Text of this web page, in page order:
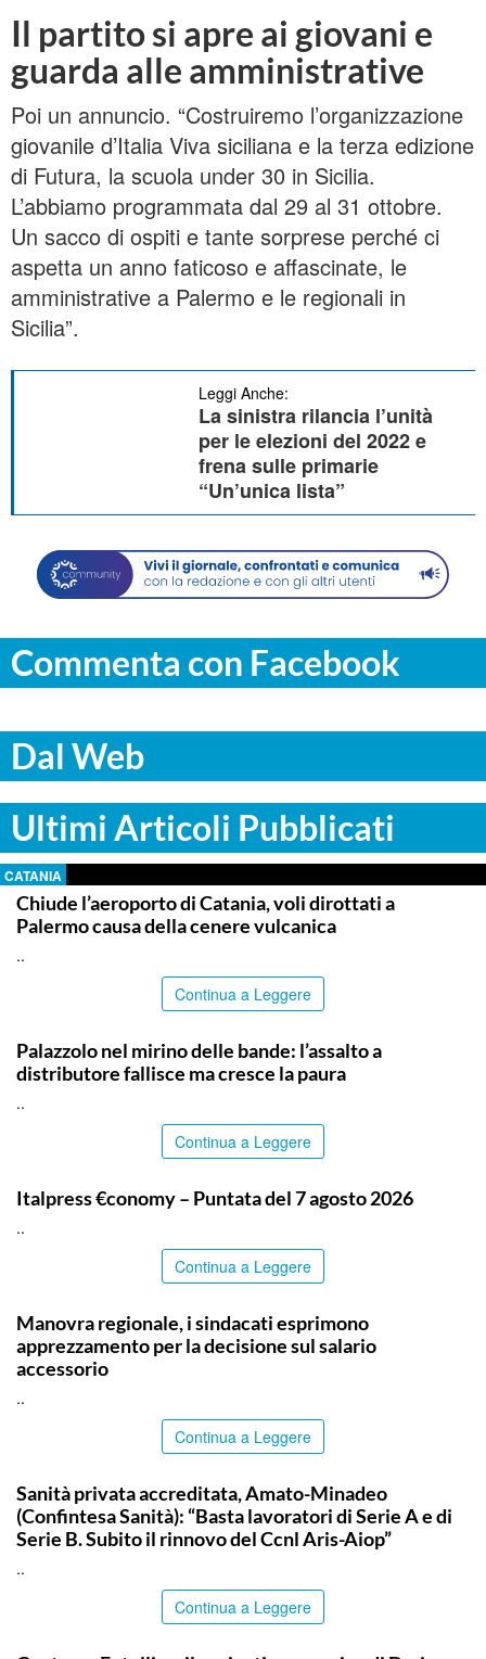
Il partito si apre ai giovani e
guarda alle amministrative
Poi un annuncio. “Costruiremo l’organizzazione
giovanile d’Italia Viva siciliana e la terza edizione
di Futura, la scuola under 30 in Sicilia.
L’abbiamo programmata dal 29 al 31 ottobre.
Un sacco di ospiti e tante sorprese perché ci
aspetta un anno faticoso e affascinate, le
amministrative a Palermo e le regionali in
Sicilia”.
Leggi Anche:
La sinistra rilancia l’unità
per le elezioni del 2022 e
frena sulle primarie
“Un’unica lista”
Commenta con Facebook
Dal Web
Ultimi Articoli Pubblicati
CATANIA
Chiude l’aeroporto di Catania, voli dirottati a
Palermo causa della cenere vulcanica
..
Continua a Leggere
Palazzolo nel mirino delle bande: l’assalto a
distributore fallisce ma cresce la paura
..
Continua a Leggere
Italpress €conomy – Puntata del 7 agosto 2026
..
Continua a Leggere
Manovra regionale, i sindacati esprimono
apprezzamento per la decisione sul salario
accessorio
..
Continua a Leggere
Sanità privata accreditata, Amato-Minadeo
(Confintesa Sanità): “Basta lavoratori di Serie A e di
Serie B. Subito il rinnovo del Ccnl Aris-Aiop”
..
Continua a Leggere